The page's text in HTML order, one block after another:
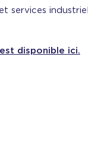
est disponible ici.